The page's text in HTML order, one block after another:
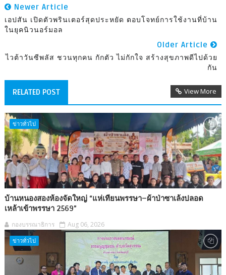
Newer Article
เอปสัน เปิดตัวพรินเตอร์สุดประหยัด ตอบโจทย์การใช้งานที่บ้าน
ในยุคนิวนอร์มอล
Older Article
ไวต้าวันซีพลัส ชวนทุกคน กักตัว ไม่กักใจ สร้างสุขภาพดีไปด้วย
กัน
RELATED POST View More
ข่าวทั่วไป
บ้านหนองสองห้องจัดใหญ่ “แห่เทียนพรรษา–ผ้าป่าซาเล้งปลอด
เหล้าเข้าพรรษา 2569”
กองบรรณาธิการ Aug 06, 2026
ข่าวทั่วไป